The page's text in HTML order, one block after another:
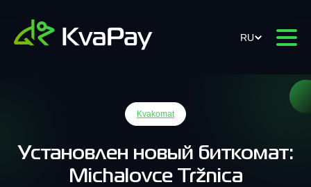
RU
Kvakomat
Установлен новый биткомат:
Michalovce Tržnica